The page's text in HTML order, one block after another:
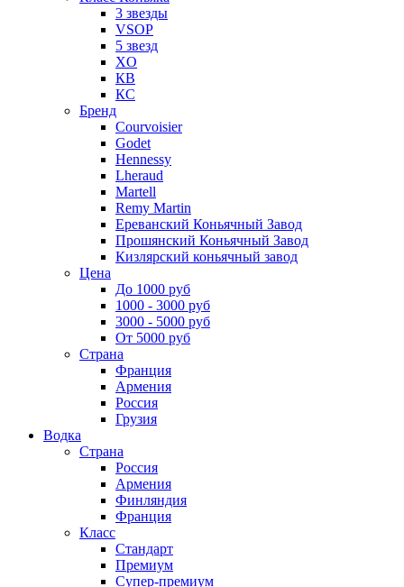
3 звезды
VSOP
5 звезд
XO
КВ
КС
Бренд
Courvoisier
Godet
Hennessy
Lheraud
Martell
Remy Martin
Ереванский Коньячный Завод
Прошянский Коньячный Завод
Кизлярский коньячный завод
Цена
До 1000 руб
1000 - 3000 руб
3000 - 5000 руб
От 5000 руб
Страна
Франция
Армения
Россия
Грузия
Водка
Страна
Россия
Армения
Финляндия
Франция
Класс
Стандарт
Премиум
Супер-премиум